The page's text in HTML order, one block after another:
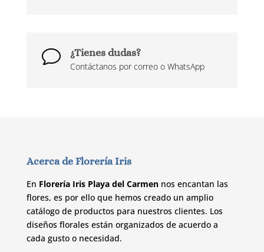
v ¿Tienes dudas?
Contáctanos por correo o WhatsApp
Acerca de Florería Iris
En Florería Iris Playa del Carmen nos encantan las
flores, es por ello que hemos creado un amplio
catálogo de productos para nuestros clientes. Los
diseños florales están organizados de acuerdo a
cada gusto o necesidad.